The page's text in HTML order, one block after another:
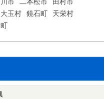
大玉村 鏡石町
天栄村